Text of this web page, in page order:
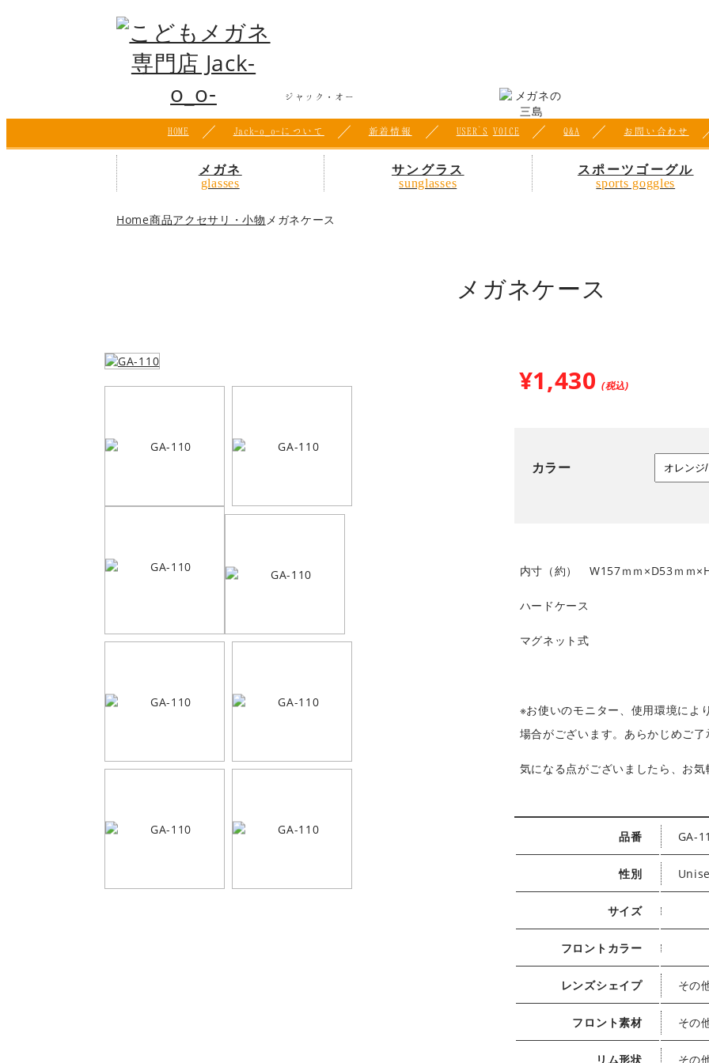
ジャック・オー
HOME Jack-o_o-について 新着情報 USER`S VOICE Q&A お問い合わせ
メガネ
glasses
サングラス
sunglasses
スポーツゴーグル
sports goggles
Home商品アクセサリ・小物 メガネケース
メガネケース
¥1,430 (税込)
カラー
内寸（約） W157ｍｍ×D53ｍｍ
ハードケース
マグネット式
※お使いのモニター、使用環境によ
場合がございます。あらかじめご了
気になる点がございましたら、お気
品番 GA-
性別
サイズ
フロントカラー
レンズシェイプ その
フロント素材 その
リム形状 その